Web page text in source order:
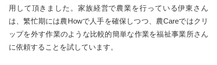
用して頂きました。家族経営で農業を行っている伊東さん
は、繁忙期には農Howで人手を確保しつつ、農Careではクリ
ップを外す作業のような比較的簡単な作業を福祉事業所さん
に依頼することを試しています。